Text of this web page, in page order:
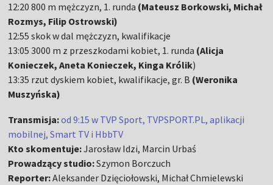
12:20 800 m mężczyzn, 1. runda (Mateusz Borkowski, Michał
Rozmys, Filip Ostrowski)
12:55 skok w dal mężczyzn, kwalifikacje
13:05 3000 m z przeszkodami kobiet, 1. runda (Alicja
Konieczek, Aneta Konieczek, Kinga Królik)
13:35 rzut dyskiem kobiet, kwalifikacje, gr. B (Weronika
Muszyńska)
Transmisja:od 9:15 w TVP Sport, TVPSPORT.PL, aplikacji
mobilnej, Smart TV i HbbTV
Kto skomentuje:Jarosław Idzi, Marcin Urbaś
Prowadzący studio:Szymon Borczuch
Reporter:Aleksander Dzięciołowski, Michał Chmielewski